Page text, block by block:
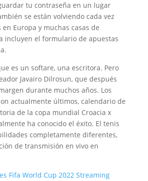
tu contraseña en un lugar
se están volviendo cada vez
Europa y muchas casas de
incluyen el formulario de apuestas
es un softare, una escritora. Pero
Javairo Dilrosun, que después
durante muchos años. Los
actualmente últimos, calendario de
de la copa mundial Croacia x
ha conocido el éxito. El tenis
completamente diferentes,
de transmisión en vivo en
Fifa World Cup 2022 Streaming